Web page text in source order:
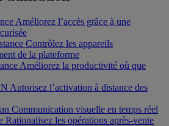
Améliorez l’accès grâce à une
Contrôlez les appareils
de la plateforme
Améliorez la productivité où que
Autorisez l’activation à distance des
Communication visuelle en temps réel
Rationalisez les opérations après-vente